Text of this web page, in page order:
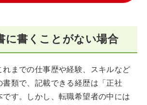
に書くことがない場合
までの仕事歴や経験、スキルなど
書類で、記載できる経歴は「正社
です。しかし、転職希望者の中には